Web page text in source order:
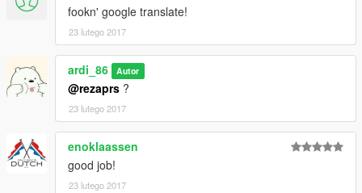
fookn' google translate!
23 lutego 2017
ardi_86 Autor
@rezaprs ?
23 lutego 2017
enoklaassen
good job!
23 lutego 2017